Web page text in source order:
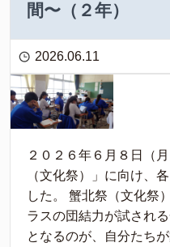
間〜（２年）
2026.06.11
２０２６年６月８日（
（文化祭）」に向け、
した。 蟹北祭（文化祭
ラスの団結力が試され
となるのが、自分たち